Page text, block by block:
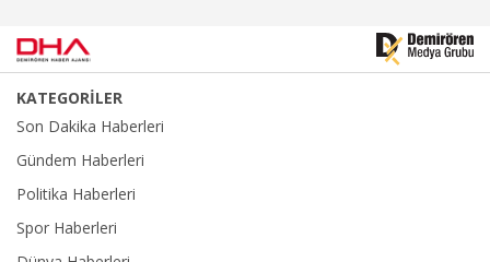
KATEGORİLER
Son Dakika Haberleri
Gündem Haberleri
Politika Haberleri
Spor Haberleri